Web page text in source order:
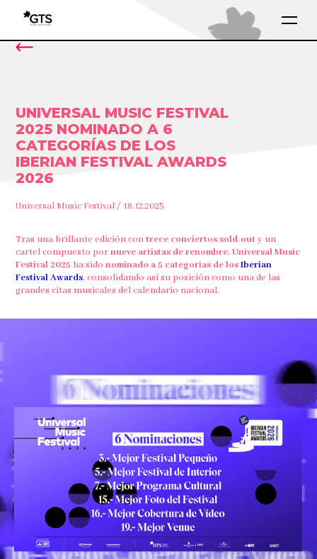
UNIVERSAL MUSIC FESTIVAL
2025 NOMINADO A 6
CATEGORÍAS DE LOS
IBERIAN FESTIVAL AWARDS
2026
Universal Music Festival / 18.12.2025
Tras una brillante edición contrece conciertos sold-outy un
cartel compuesto pornueve artistas de renombre,Universal Music
Festival 2025 ha sidonominado a 5 categorias de losIberian
Festival Awards, consolidando así su posición como una de las
grandes citas musicales del calendario nacional.